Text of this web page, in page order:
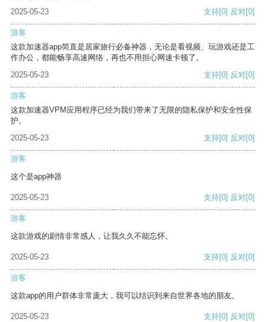
2025-05-23
支持[0] 反对[0]
游客
这款加速器app简直是居家旅行必备神器，无论是看视频、玩游戏还是工
作办公，都能畅享高速网络，再也不用担心网速卡顿了。
2025-05-23
支持[0] 反对[0]
游客
这款加速器VPM应用程序已经为我们带来了无限的隐私保护和安全性保
护。
2025-05-23
支持[0] 反对[0]
游客
这个是app神器
2025-05-23 支持[0] 反对[0]
游客
这款游戏的剧情非常感人，让我久久不能忘怀。
2025-05-23 支持[0] 反对[0]
游客
这款app的用户群体非常庞大，我可以结识到来自世界各地的朋友。
2025-05-23 支持[0] 反对[0]